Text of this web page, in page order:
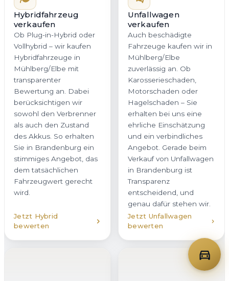
Hybridfahrzeug
verkaufen
Ob Plug-in-Hybrid oder
Vollhybrid – wir kaufen
Hybridfahrzeuge in
Mühlberg/Elbe mit
transparenter
Bewertung an. Dabei
berücksichtigen wir
sowohl den Verbrenner
als auch den Zustand
des Akkus. So erhalten
Sie in Brandenburg ein
stimmiges Angebot, das
dem tatsächlichen
Fahrzeugwert gerecht
wird.
Jetzt Hybrid
bewerten
Unfallwagen
verkaufen
Auch beschädigte
Fahrzeuge kaufen wir in
Mühlberg/Elbe
zuverlässig an. Ob
Karosserieschaden,
Motorschaden oder
Hagelschaden – Sie
erhalten bei uns eine
ehrliche Einschätzung
und ein verbindliches
Angebot. Gerade beim
Verkauf von Unfallwagen
in Brandenburg ist
Transparenz
entscheidend, und
genau dafür stehen wir.
Jetzt Unfallwagen
bewerten